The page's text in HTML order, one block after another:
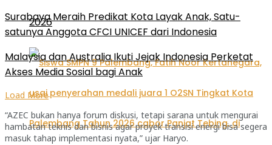
2026
Surabaya Meraih Predikat Kota Layak Anak, Satu-
satunya Anggota CFCI UNICEF dari Indonesia
Malaysia dan Australia Ikuti Jejak Indonesia Perketat
Akses Media Sosial bagi Anak
Load More
“AZEC bukan hanya forum diskusi, tetapi sarana untuk mengurai
hambatan teknis dan bisnis agar proyek transisi energi bisa segera
masuk tahap implementasi nyata,” ujar Haryo.